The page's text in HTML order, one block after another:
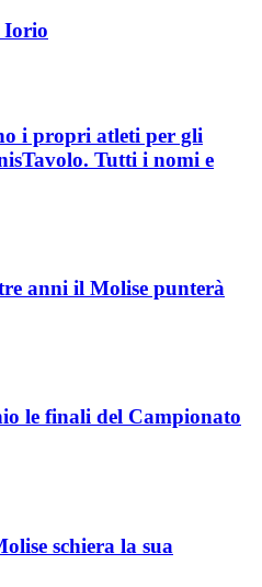
Iorio
i propri atleti per gli
Tutti i nomi e
anni il Molise punterà
le finali del Campionato
schiera la sua